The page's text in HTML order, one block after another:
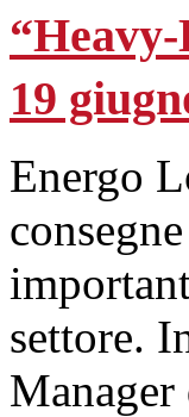
19
Energo
settore.
Manager